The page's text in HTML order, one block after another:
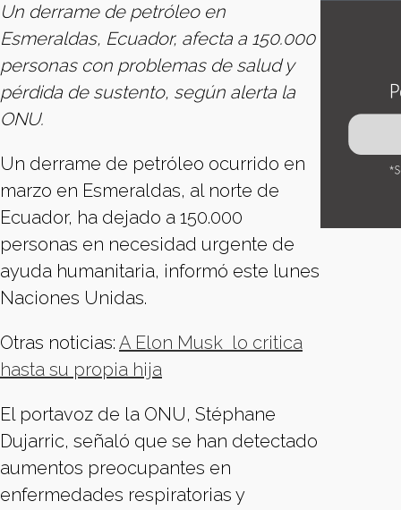
Un derrame de petróleo en
Esmeraldas, Ecuador, afecta a 150.000
personas con problemas de salud y
pérdida de sustento, según alerta la
ONU.
Un derrame de petróleo ocurrido en
marzo en Esmeraldas, al norte de
Ecuador, ha dejado a 150.000
personas en necesidad urgente de
ayuda humanitaria, informó este lunes
Naciones Unidas.
Otras noticias: A Elon Musk lo critica
hasta su propia hija
El portavoz de la ONU, Stéphane
Dujarric, señaló que se han detectado
aumentos preocupantes en
enfermedades respiratorias y